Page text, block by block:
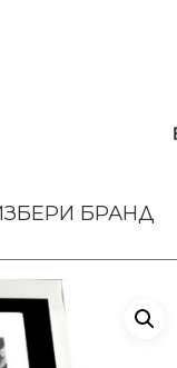
БРАНД